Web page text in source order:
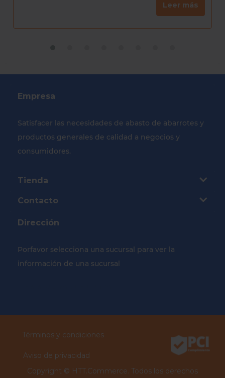
Leer más
Empresa
Satisfacer las necesidades de abasto de abarrotes y
productos generales de calidad a negocios y
consumidores.
Tienda
Contacto
Dirección
Porfavor selecciona una sucursal para ver la
información de una sucursal
Términos y condiciones
Aviso de privacidad
Copyright © HTT.Commerce. Todos los derechos